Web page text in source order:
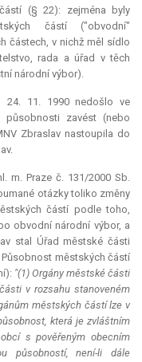
(§ 22): zejména byly
částí ("obvodní"
částech, v nichž měl sídlo
rada a úřad v těch
národní výbor).
24. 11. 1990 nedošlo ve
působnosti zavést (nebo
Zbraslav nastoupila do
m. Praze č. 131/2000 Sb.
otázky toliko změny
částí podle toho,
obvodní národní výbor, a
stal Úřad městské části
Působnost městských částí
"(1) Orgány městské části
v rozsahu stanoveném
městských částí lze v
která je zvláštním
s pověřeným obecním
působností, není-li dále